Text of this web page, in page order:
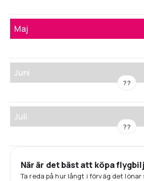
Maj
Juni
??
Juli
??
När är det bäst att köpa
Ta reda på hur långt i förväg det